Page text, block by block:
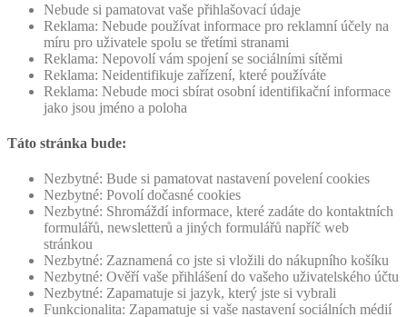
Nebude si pamatovat vaše přihlašovací údaje
Reklama: Nebude používat informace pro reklamní účely na
míru pro uživatele spolu se třetími stranami
Reklama: Nepovolí vám spojení se sociálními sítěmi
Reklama: Neidentifikuje zařízení, které používáte
Reklama: Nebude moci sbírat osobní identifikační informace
jako jsou jméno a poloha
Táto stránka bude:
Nezbytné: Bude si pamatovat nastavení povelení cookies
Nezbytné: Povolí dočasné cookies
Nezbytné: Shromáždí informace, které zadáte do kontaktních
formulářů, newsletterů a jiných formulářů napříč web
stránkou
Nezbytné: Zaznamená co jste si vložili do nákupního košíku
Nezbytné: Ověří vaše přihlášení do vašeho uživatelského účtu
Nezbytné: Zapamatuje si jazyk, který jste si vybrali
Funkcionalita: Zapamatuje si vaše nastavení sociálních médií